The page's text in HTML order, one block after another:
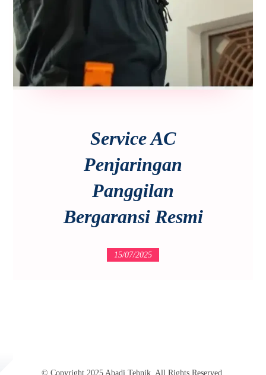
Service AC
Penjaringan
Panggilan
Bergaransi Resmi
15/07/2025
© Copyright 2025 Abadi Tehnik. All Rights Reserved.